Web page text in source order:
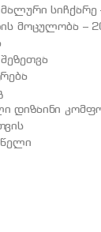
სიჩქარე
მოცულობა –
დიზაინი
წელი